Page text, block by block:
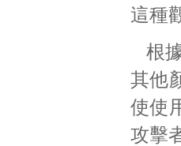
這種
根
其他
使使
攻擊